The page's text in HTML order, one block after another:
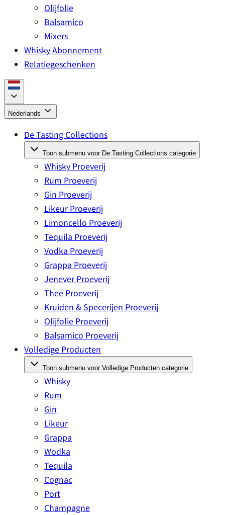
Olijfolie
Balsamico
Mixers
Whisky Abonnement
Relatiegeschenken
Nederlands
De Tasting Collections
Toon submenu voor De Tasting Collections categorie
Whisky Proeverij
Rum Proeverij
Gin Proeverij
Likeur Proeverij
Limoncello Proeverij
Tequila Proeverij
Vodka Proeverij
Grappa Proeverij
Jenever Proeverij
Thee Proeverij
Kruiden & Specerijen Proeverij
Olijfolie Proeverij
Balsamico Proeverij
Volledige Producten
Toon submenu voor Volledige Producten categorie
Whisky
Rum
Gin
Likeur
Grappa
Wodka
Tequila
Cognac
Port
Champagne